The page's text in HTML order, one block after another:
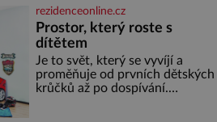
Placzek, Löw-Beer, Fuhrmann,
Kohn a Stiassni se stanou
jednou z hlavních
dramaturgických linií festivalu
židovské kultury ŠTETL FEST
2026. Některé návraty nejsou
jednoduché. Místa, která si
rezidenceonline.cz
Prostor, který roste s
dítětem
Je to svět, který se vyvíjí a
proměňuje od prvních dětských
krůčků až po dospívání.